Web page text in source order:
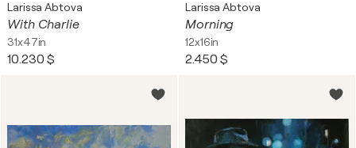
Larissa Abtova
With Charlie
31x47in
10.230 $
Larissa Abtova
Morning
12x16in
2.450 $